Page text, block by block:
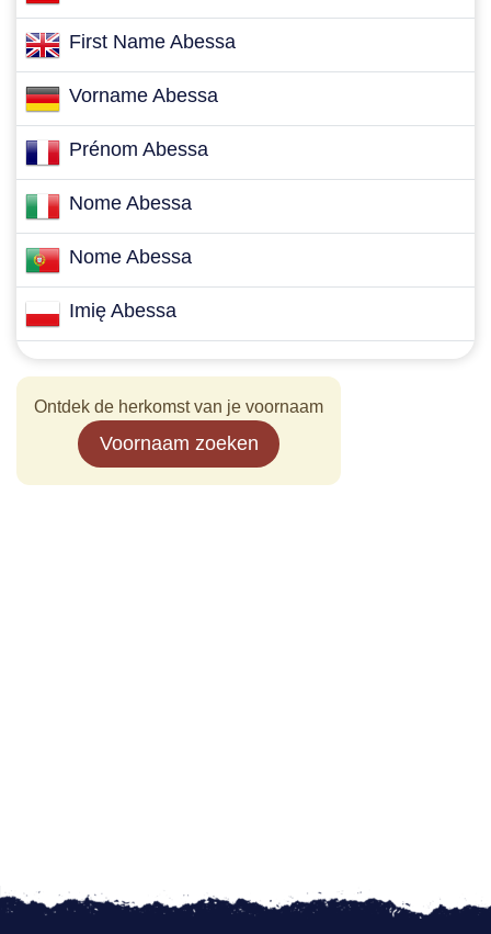
First Name Abessa
Vorname Abessa
Prénom Abessa
Nome Abessa
Nome Abessa
Imię Abessa
Ontdek de herkomst van je voornaam
Voornaam zoeken